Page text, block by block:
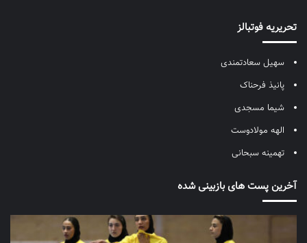
تحریریه فوتبالز
سهیل سعادتمندی
پانیذ فرحناک
شیما مسجدی
الهه مولادوست
تهمینه سبحانی
آخرین پست های بازبینی شده